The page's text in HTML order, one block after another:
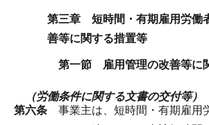
第三章 短時間・有期雇用労働
善等に関する措置等
第一節 雇用管理の改善等に
（労働条件に関する文書の交付等）
第六条 事業主は、短時間・有期雇用